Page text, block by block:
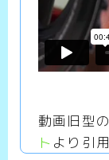
動画旧型
ト より引